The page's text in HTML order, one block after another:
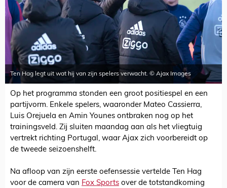
Ten Hag legt uit wat hij van zijn spelers verwacht. © Ajax Images
Op het programma stonden een groot positiespel en een
partijvorm. Enkele spelers, waaronder Mateo Cassierra,
Luis Orejuela en Amin Younes ontbraken nog op het
trainingsveld. Zij sluiten maandag aan als het vliegtuig
vertrekt richting Portugal, waar Ajax zich voorbereidt op
de tweede seizoenshelft.
Na afloop van zijn eerste oefensessie vertelde Ten Hag
voor de camera van Fox Sports over de totstandkoming